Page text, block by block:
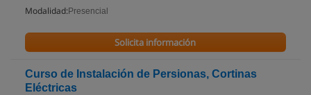
Modalidad: Presencial
Solicita información
Curso de Instalación de Persionas, Cortinas
Eléctricas